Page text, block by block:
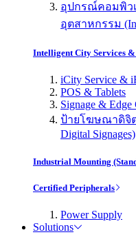
อุปกรณ์คอมพิว
อุตสาหกรรม
Intelligent City Services
iCity Service &
POS & Tablets
Signage & Edge
ป้ายโฆษณาดิจิต
Digital Signages)
Industrial Mounting
Certified Peripherals
Power Supply
Solutions